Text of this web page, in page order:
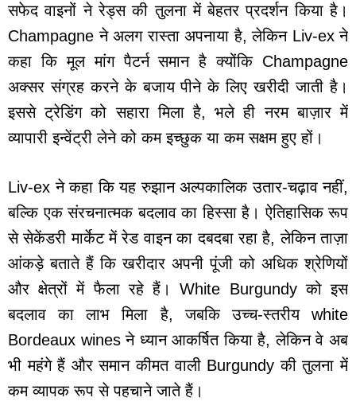
सफेद वाइनों ने रेड्स की तुलना में बेहतर प्रदर्शन किया है।
Champagne ने अलग रास्ता अपनाया है, लेकिन Liv-ex ने
कहा कि मूल मांग पैटर्न समान है क्योंकि Champagne
अक्सर संग्रह करने के बजाय पीने के लिए खरीदी जाती है।
इससे ट्रेडिंग को सहारा मिला है, भले ही नरम बाज़ार में
व्यापारी इन्वेंट्री लेने को कम इच्छुक या कम सक्षम हुए हों।
Liv-ex ने कहा कि यह रुझान अल्पकालिक उतार-चढ़ाव नहीं,
बल्कि एक संरचनात्मक बदलाव का हिस्सा है। ऐतिहासिक रूप
से सेकेंडरी मार्केट में रेड वाइन का दबदबा रहा है, लेकिन ताज़ा
आंकड़े बताते हैं कि खरीदार अपनी पूंजी को अधिक श्रेणियों
और क्षेत्रों में फैला रहे हैं। White Burgundy को इस
बदलाव का लाभ मिला है, जबकि उच्च-स्तरीय white
Bordeaux wines ने ध्यान आकर्षित किया है, लेकिन वे अब
भी महंगे हैं और समान कीमत वाली Burgundy की तुलना में
कम व्यापक रूप से पहचाने जाते हैं।